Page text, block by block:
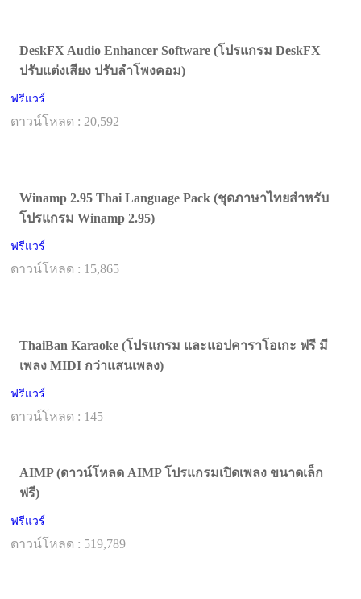
DeskFX Audio Enhancer Software (โปรแกรม DeskFX
ปรับแต่งเสียง ปรับลำโพงคอม)
ฟรีแวร์
ดาวน์โหลด : 20,592
Winamp 2.95 Thai Language Pack (ชุดภาษาไทยสำหรับ
โปรแกรม Winamp 2.95)
ฟรีแวร์
ดาวน์โหลด : 15,865
ThaiBan Karaoke (โปรแกรม และแอปคาราโอเกะ ฟรี มี
เพลง MIDI กว่าแสนเพลง)
ฟรีแวร์
ดาวน์โหลด : 145
AIMP (ดาวน์โหลด AIMP โปรแกรมเปิดเพลง ขนาดเล็ก
ฟรี)
ฟรีแวร์
ดาวน์โหลด : 519,789